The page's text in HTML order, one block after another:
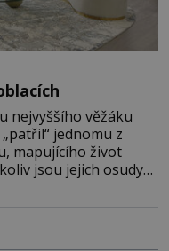
nejvyššího věžáku
jednomu z
mapujícího život
jsou jejich osudy